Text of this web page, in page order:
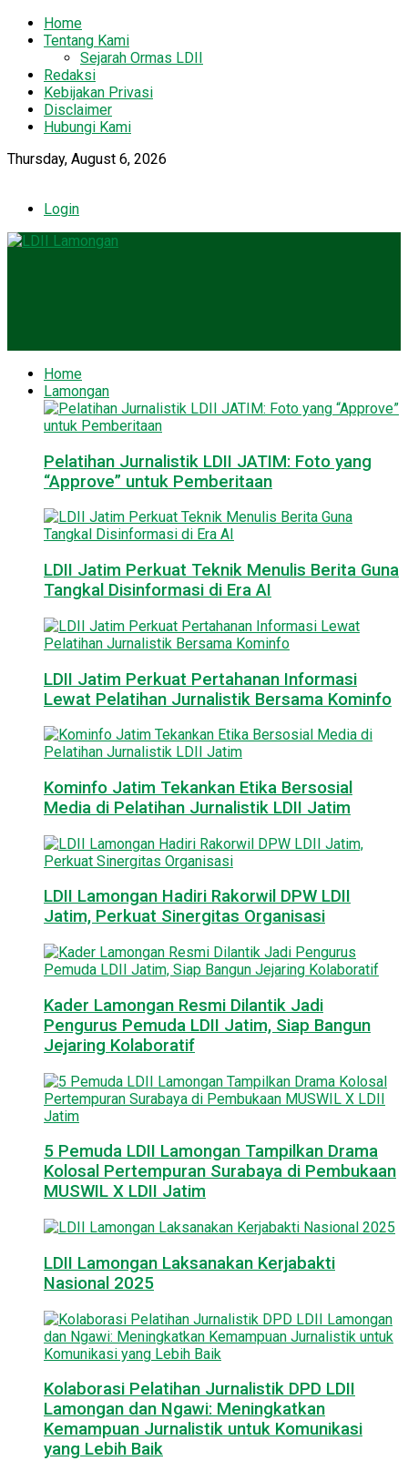
Home
Tentang Kami
Sejarah Ormas LDII
Redaksi
Kebijakan Privasi
Disclaimer
Hubungi Kami
Thursday, August 6, 2026
Login
Home
Lamongan
Pelatihan Jurnalistik LDII JATIM: Foto yang
“Approve” untuk Pemberitaan
LDII Jatim Perkuat Teknik Menulis Berita Guna
Tangkal Disinformasi di Era AI
LDII Jatim Perkuat Pertahanan Informasi
Lewat Pelatihan Jurnalistik Bersama Kominfo
Kominfo Jatim Tekankan Etika Bersosial
Media di Pelatihan Jurnalistik LDII Jatim
LDII Lamongan Hadiri Rakorwil DPW LDII
Jatim, Perkuat Sinergitas Organisasi
Kader Lamongan Resmi Dilantik Jadi
Pengurus Pemuda LDII Jatim, Siap Bangun
Jejaring Kolaboratif
5 Pemuda LDII Lamongan Tampilkan Drama
Kolosal Pertempuran Surabaya di Pembukaan
MUSWIL X LDII Jatim
LDII Lamongan Laksanakan Kerjabakti
Nasional 2025
Kolaborasi Pelatihan Jurnalistik DPD LDII
Lamongan dan Ngawi: Meningkatkan
Kemampuan Jurnalistik untuk Komunikasi
yang Lebih Baik